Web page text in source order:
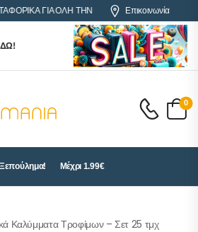
ΓΙΑ ΟΛΗ ΤΗΝ ΕΛΛΑΔΑ Επικοινωνία
0
Ξεπούλημα! Μέχρι 1.99€
Καλύμματα Τροφίμων – Σετ 25 τμχ